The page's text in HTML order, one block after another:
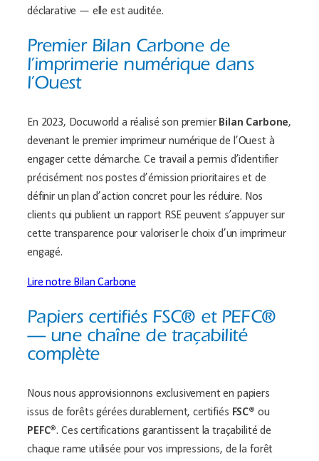
déclarative — elle est auditée.
Premier Bilan Carbone de
l’imprimerie numérique dans
l’Ouest
En 2023, Docuworld a réalisé son premier Bilan Carbone,
devenant le premier imprimeur numérique de l’Ouest à
engager cette démarche. Ce travail a permis d’identifier
précisément nos postes d’émission prioritaires et de
définir un plan d’action concret pour les réduire. Nos
clients qui publient un rapport RSE peuvent s’appuyer sur
cette transparence pour valoriser le choix d’un imprimeur
engagé.
Lire notre Bilan Carbone
Papiers certifiés FSC® et PEFC®
— une chaîne de traçabilité
complète
Nous nous approvisionnons exclusivement en papiers
issus de forêts gérées durablement, certifiés FSC® ou
PEFC®. Ces certifications garantissent la traçabilité de
chaque rame utilisée pour vos impressions, de la forêt